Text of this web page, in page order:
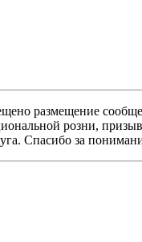
размещение
розни,
Спасибо за